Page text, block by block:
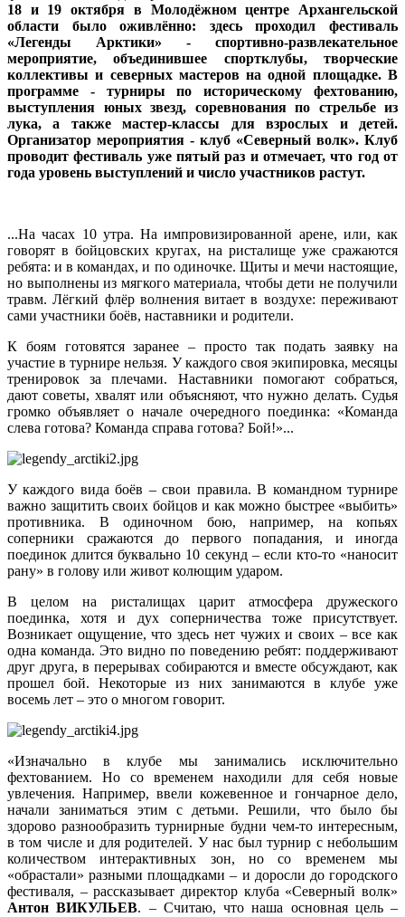
18 и 19 октября в Молодёжном центре Архангельской
области было оживлённо: здесь проходил фестиваль
«Легенды Арктики» - спортивно-развлекательное
мероприятие, объединившее спортклубы, творческие
коллективы и северных мастеров на одной площадке. В
программе - турниры по историческому фехтованию,
выступления юных звезд, соревнования по стрельбе из
лука, а также мастер-классы для взрослых и детей.
Организатор мероприятия - клуб «Северный волк». Клуб
проводит фестиваль уже пятый раз и отмечает, что год от
года уровень выступлений и число участников растут.
...На часах 10 утра. На импровизированной арене, или, как
говорят в бойцовских кругах, на ристалище уже сражаются
ребята: и в командах, и по одиночке. Щиты и мечи настоящие,
но выполнены из мягкого материала, чтобы дети не получили
травм. Лёгкий флёр волнения витает в воздухе: переживают
сами участники боёв, наставники и родители.
К боям готовятся заранее – просто так подать заявку на
участие в турнире нельзя. У каждого своя экипировка, месяцы
тренировок за плечами. Наставники помогают собраться,
дают советы, хвалят или объясняют, что нужно делать. Судья
громко объявляет о начале очередного поединка: «Команда
слева готова? Команда справа готова? Бой!»...
У каждого вида боёв – свои правила. В командном турнире
важно защитить своих бойцов и как можно быстрее «выбить»
противника. В одиночном бою, например, на копьях
соперники сражаются до первого попадания, и иногда
поединок длится буквально 10 секунд – если кто-то «наносит
рану» в голову или живот колющим ударом.
В целом на ристалищах царит атмосфера дружеского
поединка, хотя и дух соперничества тоже присутствует.
Возникает ощущение, что здесь нет чужих и своих – все как
одна команда. Это видно по поведению ребят: поддерживают
друг друга, в перерывах собираются и вместе обсуждают, как
прошел бой. Некоторые из них занимаются в клубе уже
восемь лет – это о многом говорит.
«Изначально в клубе мы занимались исключительно
фехтованием. Но со временем находили для себя новые
увлечения. Например, ввели кожевенное и гончарное дело,
начали заниматься этим с детьми. Решили, что было бы
здорово разнообразить турнирные будни чем-то интересным,
в том числе и для родителей. У нас был турнир с небольшим
количеством интерактивных зон, но со временем мы
«обрастали» разными площадками – и доросли до городского
фестиваля, – рассказывает директор клуба «Северный волк»
Антон ВИКУЛЬЕВ. – Считаю, что наша основная цель –